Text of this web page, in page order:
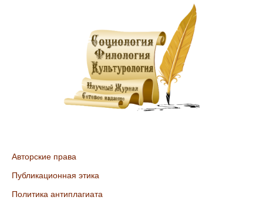
Авторские права
Публикационная этика
Политика антиплагиата